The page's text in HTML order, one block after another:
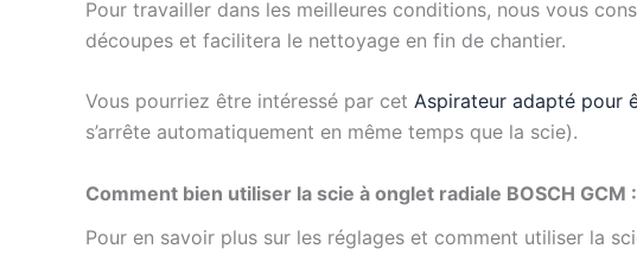
Pour travailler dans les meilleures conditions, nous vous
découpes et facilitera le nettoyage en fin de chantier.
Vous pourriez être intéressé par cet Aspirateur adapté pour
s’arrête automatiquement en même temps que la scie).
Comment bien utiliser la scie à onglet radiale BOSCH
Pour en savoir plus sur les réglages et comment utiliser la